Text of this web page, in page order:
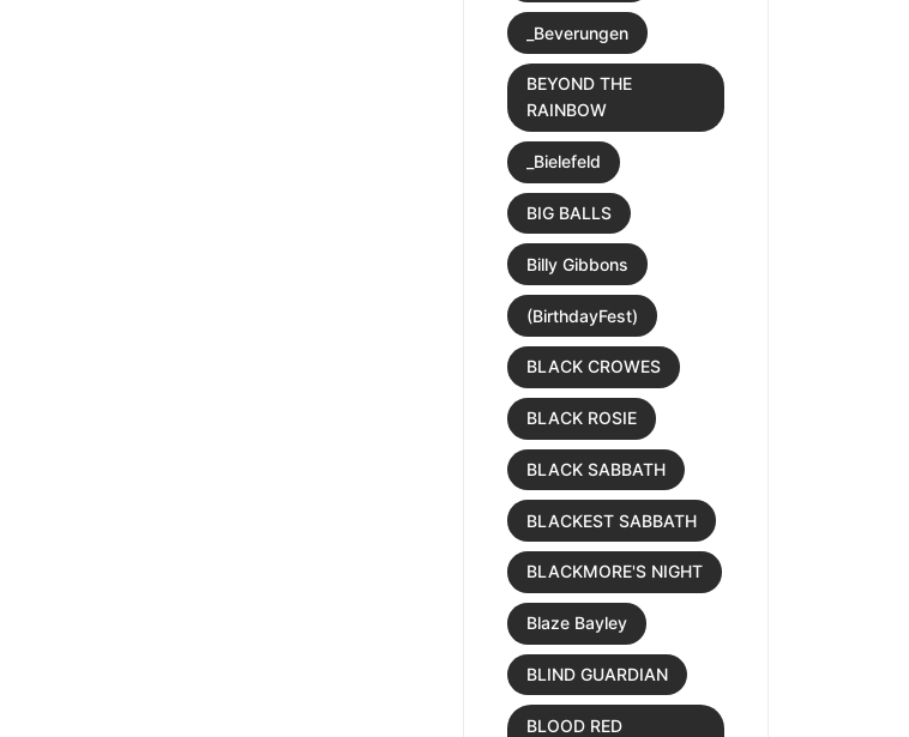
_Beverungen
BEYOND THE
RAINBOW
_Bielefeld
BIG BALLS
Billy Gibbons
(BirthdayFest)
BLACK CROWES
BLACK ROSIE
BLACK SABBATH
BLACKEST SABBATH
BLACKMORE'S NIGHT
Blaze Bayley
BLIND GUARDIAN
BLOOD RED